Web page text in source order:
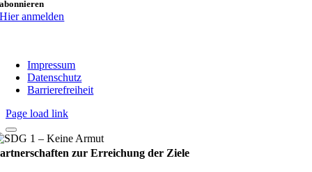
abonnieren
Hier anmelden
Impressum
Datenschutz
Barrierefreiheit
Page load link
zur Erreichung der Ziele